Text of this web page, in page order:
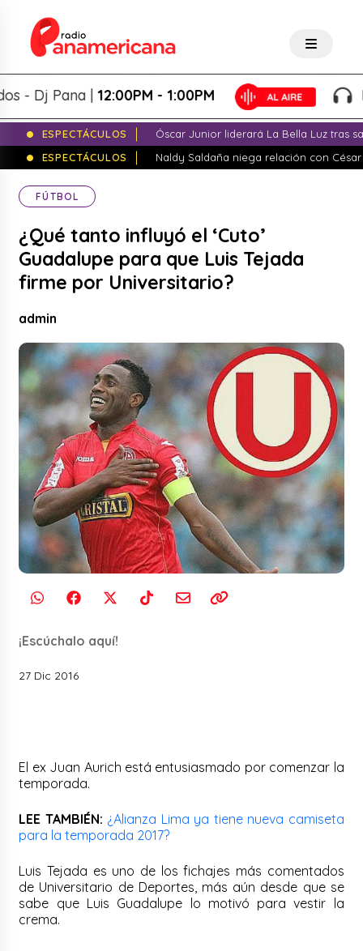
Dj Pana |12:00PM - 1:00PM
ESPECTÁCULOS
Óscar Junior liderará La Bella Luz tras
ESPECTÁCULOS
Naldy Saldaña niega relación con
FÚTBOL
¿Qué tanto influyó el ‘Cuto’
Guadalupe para que Luis Tejada
firme por Universitario?
admin
¡Escúchalo aquí!
27 Dic 2016
El ex Juan Aurich está entusiasmado por comenzar la
temporada.
LEE TAMBIÉN: ¿Alianza Lima ya tiene nueva camiseta
para la temporada 2017?
Luis Tejada es uno de los fichajes más comentados
de Universitario de Deportes, más aún desde que se
sabe que Luis Guadalupe lo motivó para vestir la
crema.